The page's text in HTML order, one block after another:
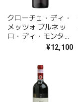
クローチェ・ディ・
メッツォ ブルネッ
ロ・ディ・モンタル
¥12,100